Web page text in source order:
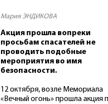
Мария ЭНДИКОВА
Акция прошла вопреки
просьбам спасателей не
проводить подобные
мероприятия во имя
безопасности.
12 октября, возле Мемориала
«Вечный огонь» прошла акция